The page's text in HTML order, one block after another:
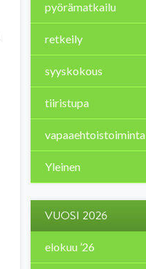
pyörämatkailu
retkeily
syyskokous
tiiristupa
vapaaehtoistoiminta
Yleinen
VUOSI 2026
elokuu ’26